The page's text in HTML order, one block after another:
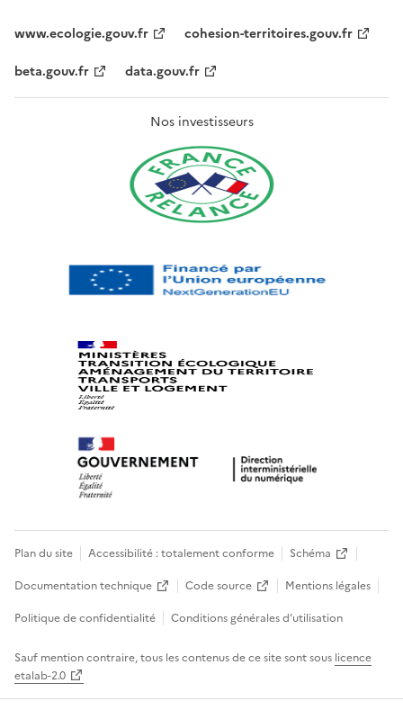
www.ecologie.gouv.fr
cohesion-territoires.gouv.fr
beta.gouv.fr
data.gouv.fr
Nos investisseurs
Plan du site Accessibilité : totalement conforme
Schéma
Documentation technique
Code source
Mentions légales
Politique de confidentialité
Conditions générales d’utilisation
Sauf mention contraire, tous les contenus de ce site sont sous licence
etalab-2.0